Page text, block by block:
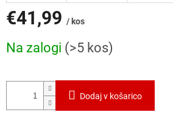
€41,99 / kos
mere:
Na zalogi (>5 kos)
Dodaj v košarico